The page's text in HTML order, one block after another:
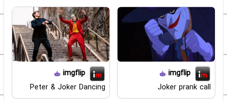
imgflip
Joker prank call
imgflip
Peter & Joker Dancing